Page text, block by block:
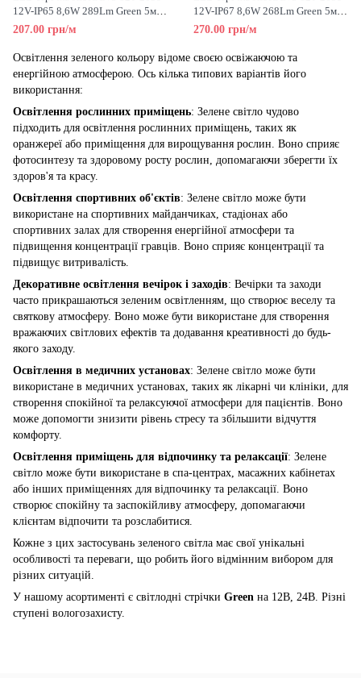
12V-IP65 8,6W 289Lm Green 5м
(RN68C0TA-B-G)
207.00 грн/м
12V-IP67 8,6W 268Lm Green 5м
(RN32C0TA-B-G)
270.00 грн/м
Освітлення зеленого кольору відоме своєю освіжаючою та
енергійною атмосферою. Ось кілька типових варіантів його
використання:
Освітлення рослинних приміщень: Зелене світло чудово
підходить для освітлення рослинних приміщень, таких як
оранжереї або приміщення для вирощування рослин. Воно сприяє
фотосинтезу та здоровому росту рослин, допомагаючи зберегти їх
здоров'я та красу.
Освітлення спортивних об'єктів: Зелене світло може бути
використане на спортивних майданчиках, стадіонах або
спортивних залах для створення енергійної атмосфери та
підвищення концентрації гравців. Воно сприяє концентрації та
підвищує витривалість.
Декоративне освітлення вечірок і заходів: Вечірки та заходи
часто прикрашаються зеленим освітленням, що створює веселу та
святкову атмосферу. Воно може бути використане для створення
вражаючих світлових ефектів та додавання креативності до будь-
якого заходу.
Освітлення в медичних установах: Зелене світло може бути
використане в медичних установах, таких як лікарні чи клініки, для
створення спокійної та релаксуючої атмосфери для пацієнтів. Воно
може допомогти знизити рівень стресу та збільшити відчуття
комфорту.
Освітлення приміщень для відпочинку та релаксації: Зелене
світло може бути використане в спа-центрах, масажних кабінетах
або інших приміщеннях для відпочинку та релаксації. Воно
створює спокійну та заспокійливу атмосферу, допомагаючи
клієнтам відпочити та розслабитися.
Кожне з цих застосувань зеленого світла має свої унікальні
особливості та переваги, що робить його відмінним вибором для
різних ситуацій.
У нашому асортименті є світлодні стрічки Green на 12В, 24В. Різні
ступені вологозахисту.